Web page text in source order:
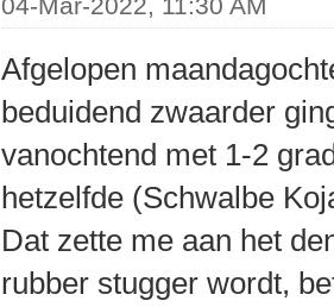
Afgelopen
beduidend zwaarder
vanochtend met 1-2
hetzelfde (Schwalbe
Dat zette me aan het
rubber stugger wordt,